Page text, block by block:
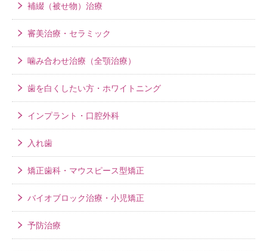
補綴（被せ物）治療
審美治療・セラミック
噛み合わせ治療（全顎治療）
歯を白くしたい方・ホワイトニング
インプラント・口腔外科
入れ歯
矯正歯科・マウスピース型矯正
バイオブロック治療・小児矯正
予防治療